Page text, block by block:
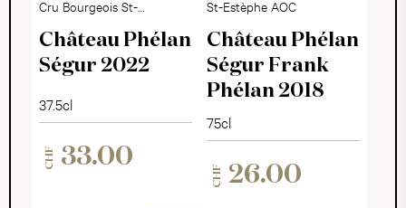
Cru Bourgeois St-
Estèphe AOC
Château Phélan
Ségur 2022
37.5cl
CHF 33.00
St-Estèphe AOC
Château Phélan
Ségur Frank
Phélan 2018
75cl
CHF 26.00